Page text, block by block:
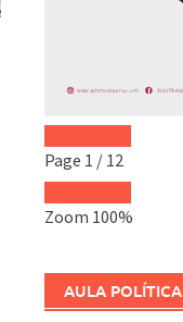
Page 1 / 12
Zoom 100%
AULA POLÍTICA